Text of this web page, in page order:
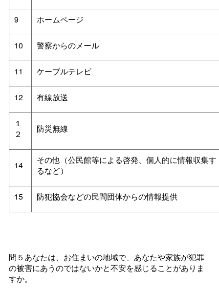
9 ホームページ
10 警察からのメール
11 ケーブルテレビ
12 有線放送
１
２
防災無線
14
その他（公民館等による啓発、個人的に情報収集す
るなど）
15 防犯協会などの民間団体からの情報提供
問５あなたは、お住まいの地域で、あなたや家族が犯罪
の被害にあうのではないかと不安を感じることがありま
すか。